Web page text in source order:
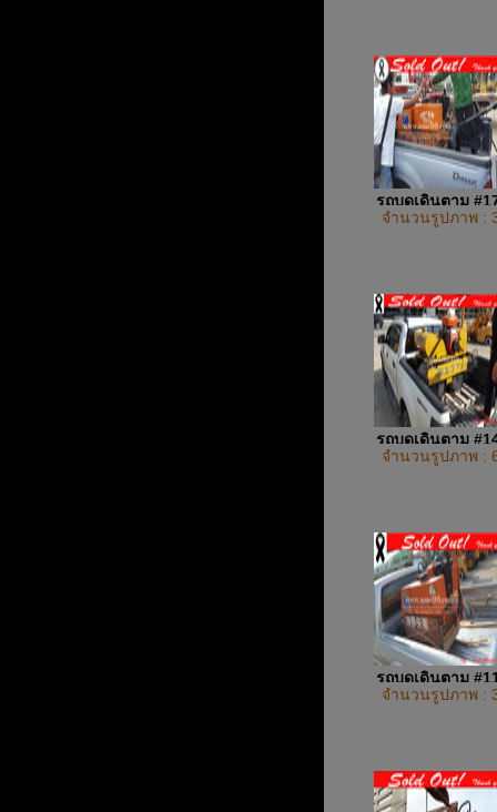
รถบดเดินตาม
จำนวนรูปภาพ :
รถบดเดินตาม
จำนวนรูปภาพ :
รถบดเดินตาม
จำนวนรูปภาพ :